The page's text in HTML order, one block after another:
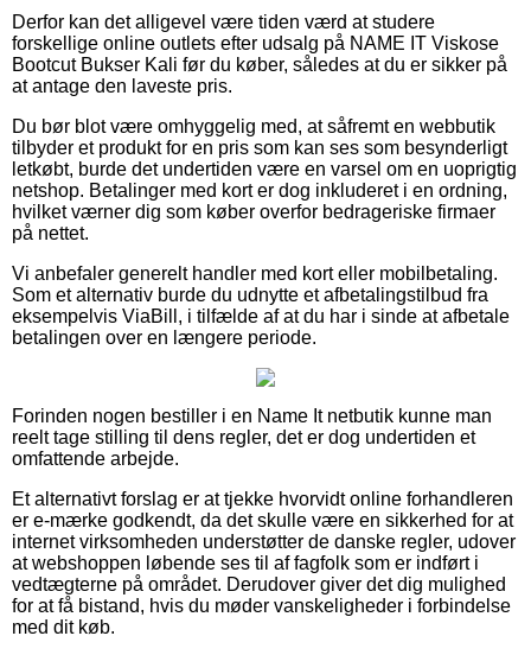
Derfor kan det alligevel være tiden værd at studere
forskellige online outlets efter udsalg på NAME IT Viskose
Bootcut Bukser Kali før du køber, således at du er sikker på
at antage den laveste pris.
Du bør blot være omhyggelig med, at såfremt en webbutik
tilbyder et produkt for en pris som kan ses som besynderligt
letkøbt, burde det undertiden være en varsel om en uoprigtig
netshop. Betalinger med kort er dog inkluderet i en ordning,
hvilket værner dig som køber overfor bedrageriske firmaer
på nettet.
Vi anbefaler generelt handler med kort eller mobilbetaling.
Som et alternativ burde du udnytte et afbetalingstilbud fra
eksempelvis ViaBill, i tilfælde af at du har i sinde at afbetale
betalingen over en længere periode.
Forinden nogen bestiller i en Name It netbutik kunne man
reelt tage stilling til dens regler, det er dog undertiden et
omfattende arbejde.
Et alternativt forslag er at tjekke hvorvidt online forhandleren
er e-mærke godkendt, da det skulle være en sikkerhed for at
internet virksomheden understøtter de danske regler, udover
at webshoppen løbende ses til af fagfolk som er indført i
vedtægterne på området. Derudover giver det dig mulighed
for at få bistand, hvis du møder vanskeligheder i forbindelse
med dit køb.